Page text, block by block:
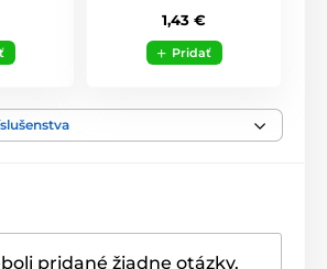
1,43 €
Pridať
pridané žiadne otázky.